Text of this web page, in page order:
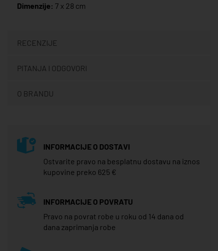
Dimenzije: 7 x 28 cm
RECENZIJE
PITANJA I ODGOVORI
O BRANDU
INFORMACIJE O DOSTAVI
Ostvarite pravo na besplatnu dostavu na iznos
kupovine preko 625 €
INFORMACIJE O POVRATU
Pravo na povrat robe u roku od 14 dana od
dana zaprimanja robe